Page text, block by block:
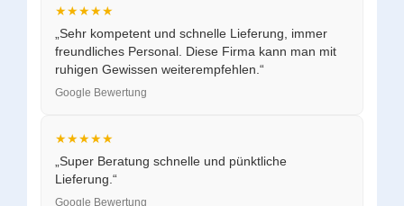
★★★★★
„Sehr kompetent und schnelle Lieferung, immer
freundliches Personal. Diese Firma kann man mit
ruhigen Gewissen weiterempfehlen.“
Google Bewertung
★★★★★
„Super Beratung schnelle und pünktliche
Lieferung.“
Google Bewertung